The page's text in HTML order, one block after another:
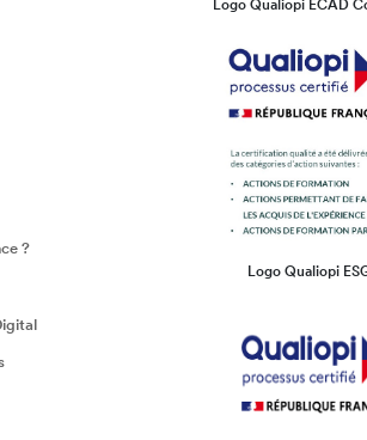
?
Logo Qualiopi ECAD
Logo Qualiopi